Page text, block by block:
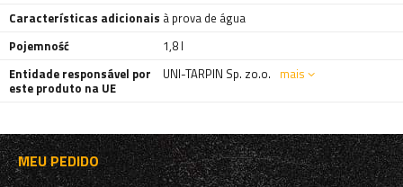
Características adicionais à prova de água
Pojemność
1,8 l
Entidade responsável por
este produto na UE
UNI-TARPIN Sp. zo.o. mais
MEU PEDIDO